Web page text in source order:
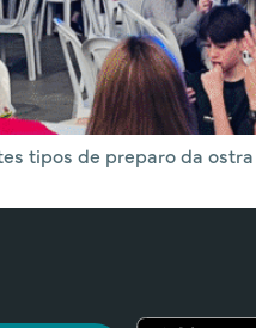
tipos de preparo da